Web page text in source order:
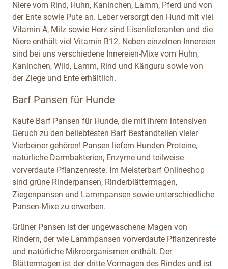
Niere vom Rind, Huhn, Kaninchen, Lamm, Pferd und von
der Ente sowie Pute an. Leber versorgt den Hund mit viel
Vitamin A, Milz sowie Herz sind Eisenlieferanten und die
Niere enthält viel Vitamin B12. Neben einzelnen Innereien
sind bei uns verschiedene Innereien-Mixe vom Huhn,
Kaninchen, Wild, Lamm, Rind und Känguru sowie von
der Ziege und Ente erhältlich.
Barf Pansen für Hunde
Kaufe Barf Pansen für Hunde, die mit ihrem intensiven
Geruch zu den beliebtesten Barf Bestandteilen vieler
Vierbeiner gehören! Pansen liefern Hunden Proteine,
natürliche Darmbakterien, Enzyme und teilweise
vorverdaute Pflanzenreste. Im Meisterbarf Onlineshop
sind grüne Rinderpansen, Rinderblättermagen,
Ziegenpansen und Lammpansen sowie unterschiedliche
Pansen-Mixe zu erwerben.
Grüner Pansen ist der ungewaschene Magen von
Rindern, der wie Lammpansen vorverdaute Pflanzenreste
und natürliche Mikroorganismen enthält. Der
Blättermagen ist der dritte Vormagen des Rindes und ist